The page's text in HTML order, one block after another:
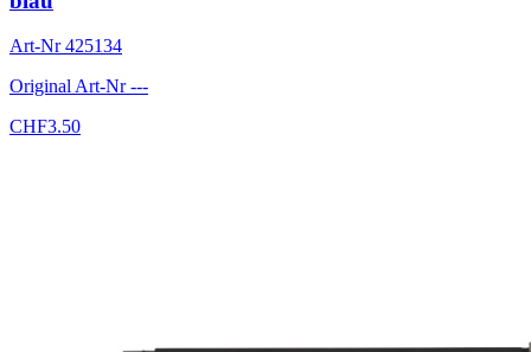
Art-Nr425134
Original Art-Nr---
CHF3.50